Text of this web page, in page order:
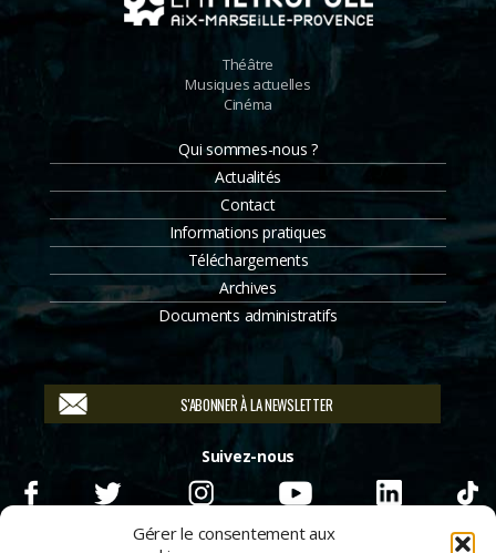
Gérer le consentement aux
Théâtre
Musiques actuelles
Cinéma
Qui sommes-nous ?
Actualités
Contact
Informations pratiques
Téléchargements
Archives
Documents administratifs
S'ABONNER À LA NEWSLETTER
Suivez-nous